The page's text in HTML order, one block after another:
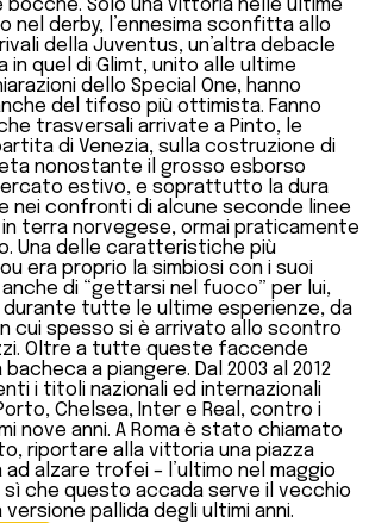
Solo una vittoria nelle ultime
nel derby, l’ennesima sconfitta allo
della Juventus, un’altra debacle
in quel di Glimt, unito alle ultime
dello Special One, hanno
del tifoso più ottimista. Fanno
trasversali arrivate a Pinto, le
di Venezia, sulla costruzione di
nonostante il grosso esborso
estivo, e soprattutto la dura
nei confronti di alcune seconde linee
in terra norvegese, ormai praticamente
Una delle caratteristiche più
era proprio la simbiosi con i suoi
di “gettarsi nel fuoco” per lui,
tutte le ultime esperienze, da
cui spesso si è arrivato allo scontro
Oltre a tutte queste faccende
a piangere. Dal 2003 al 2012
i titoli nazionali ed internazionali
Chelsea, Inter e Real, contro i
nove anni. A Roma è stato chiamato
riportare alla vittoria una piazza
alzare trofei – l’ultimo nel maggio
sì che questo accada serve il vecchio
versione pallida degli ultimi anni.